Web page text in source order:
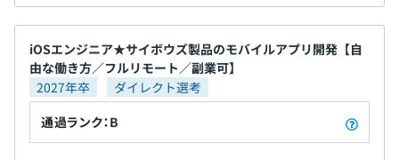
iOSエンジニア★サイボウズ製品のモバイルアプリ開発【自
由な働き方／フルリモート／副業可】
2027年卒
ダイレクト選考
通過ランク：B